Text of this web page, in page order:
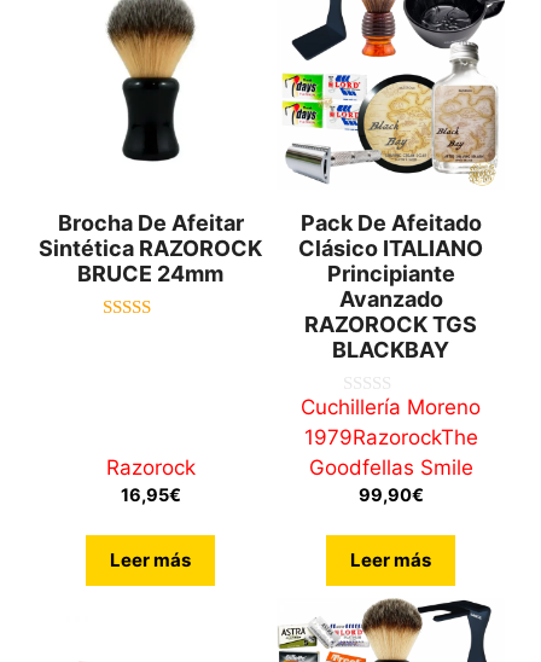
Brocha De Afeitar
Sintética RAZOROCK
BRUCE 24mm
Razorock
16,95€
Leer más
Pack De Afeitado
Clásico ITALIANO
Principiante
Avanzado
RAZOROCK TGS
BLACKBAY
0
d
e
5
Cuchillería Moreno
1979RazorockThe
Goodfellas Smile
99,90€
Leer más